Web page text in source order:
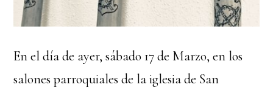
En el día de ayer, sábado 17 de Marzo, en los
salones parroquiales de la iglesia de San